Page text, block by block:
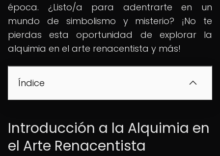
época. ¿Listo/a para adentrarte en un
mundo de simbolismo y misterio? ¡No te
pierdas esta oportunidad de explorar la
alquimia en el arte renacentista y más!
Índice
Introducción a la Alquimia en
el Arte Renacentista